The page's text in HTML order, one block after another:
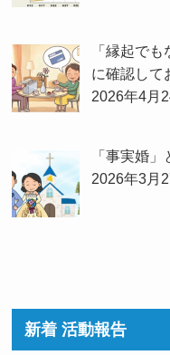
「縁起で
に確認して
2026年4月
「事実婚
2026年3月
新着 活動報告